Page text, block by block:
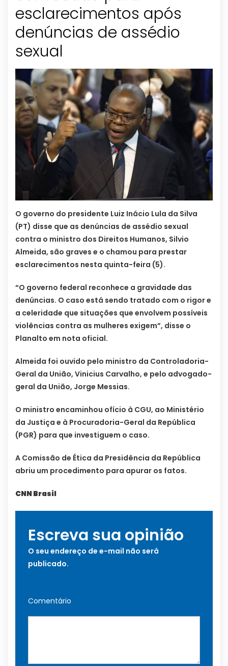
esclarecimentos após
denúncias de assédio
sexual
O governo do presidente Luiz Inácio Lula da Silva
(PT) disse que as denúncias de assédio sexual
contra o ministro dos Direitos Humanos, Silvio
Almeida, são graves e o chamou para prestar
esclarecimentos nesta quinta-feira (5).
“O governo federal reconhece a gravidade das
denúncias. O caso está sendo tratado com o rigor e
a celeridade que situações que envolvem possíveis
violências contra as mulheres exigem”, disse o
Planalto em nota oficial.
Almeida foi ouvido pelo ministro da Controladoria-
Geral da União, Vinicius Carvalho, e pelo advogado-
geral da União, Jorge Messias.
O ministro encaminhou ofício à CGU, ao Ministério
da Justiça e à Procuradoria-Geral da República
(PGR) para que investiguem o caso.
A Comissão de Ética da Presidência da República
abriu um procedimento para apurar os fatos.
CNN Brasil
Escreva sua opinião
O seu endereço de e-mail não será
publicado.
Comentário